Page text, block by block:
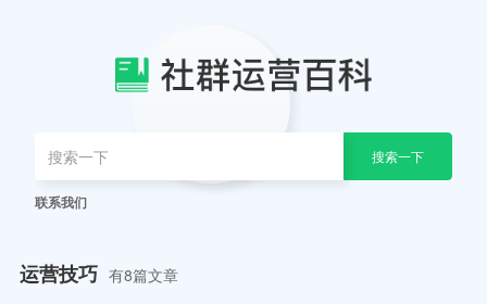
搜索一下
联系我们
运营技巧 有8篇文章